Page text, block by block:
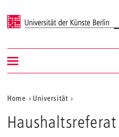
Universität der Künste Berlin
Navigation &
Suche
Navigation
ein-/ausblenden
Aktuelle
Position
auf
Home Universität
Haushaltsreferat